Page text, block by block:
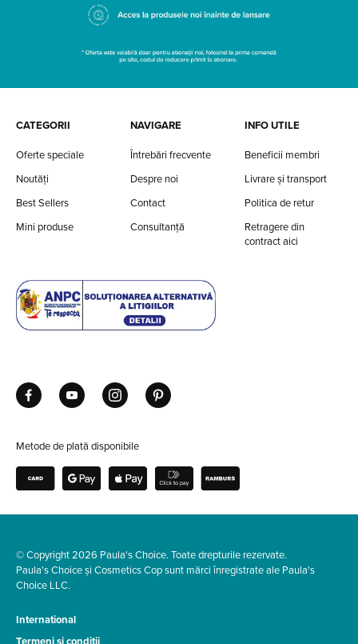
CATEGORII
Oferte speciale
Noutăți
Best Sellers
Mini produse
NAVIGARE
Întrebări frecvente
Despre noi
Contact
Consultanță
INFO UTILE
Beneficii membri
Livrare și transport
Politica de retur
Retragere din
contract aici
Metode de plată disponibile
© Copyright 2026 Paula's Choice. Toate drepturile rezervate.
Paula's Choice și Cosmetics Cop sunt mărci înregistrate ale Paula's
Choice LLC.
International
Termeni și condiții